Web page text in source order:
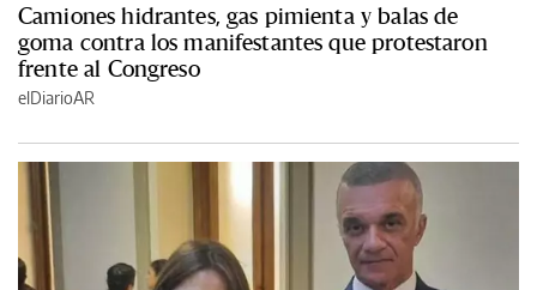
Camiones hidrantes, gas pimienta y balas de
goma contra los manifestantes que protestaron
frente al Congreso
elDiarioAR